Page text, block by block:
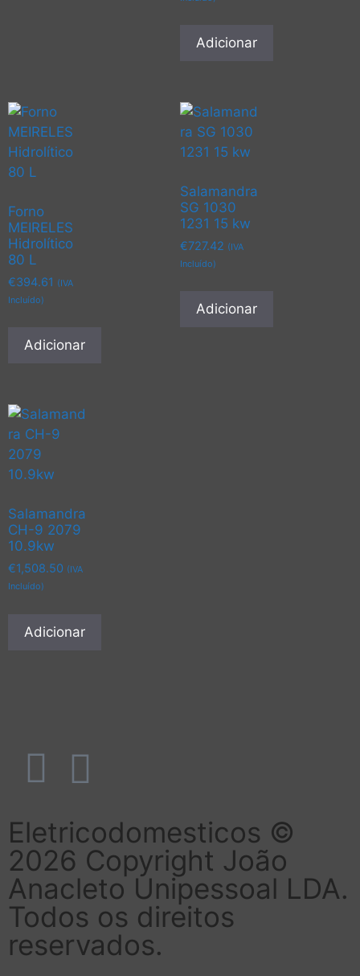
Adicionar
Forno
MEIRELES
Hidrolítico
80 L
€394.61 (IVA
Incluído)
Adicionar
Salamandra
SG 1030
1231 15 kw
€727.42 (IVA
Incluído)
Adicionar
Salamandra
CH-9 2079
10.9kw
€1,508.50 (IVA
Incluído)
Adicionar
Eletricodomesticos ©
2026 Copyright João
Anacleto Unipessoal LDA.
Todos os direitos
reservados.